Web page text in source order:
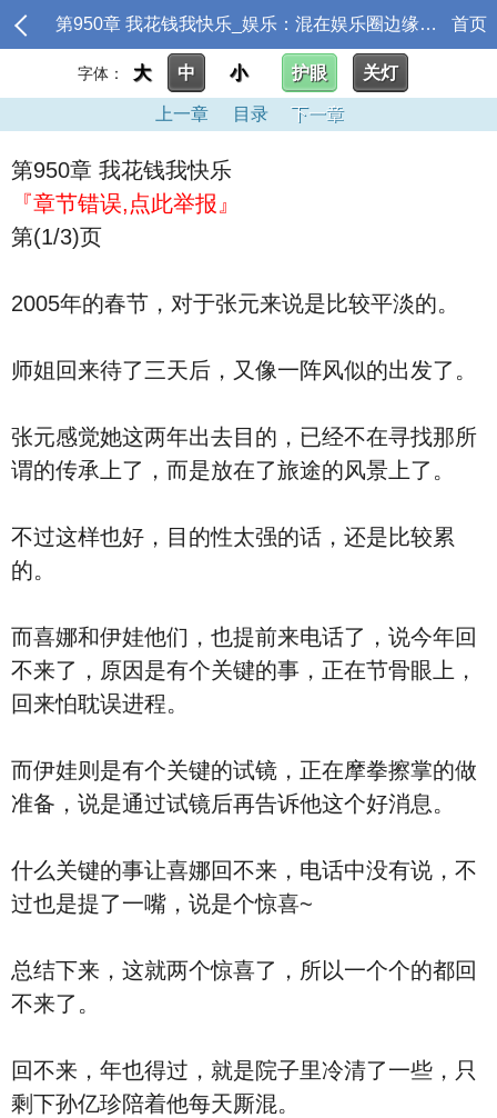
第950章 我花钱我快乐_娱乐：混在娱乐圈边缘的日常 首页
字体： 大 中 小 护眼 关灯
上一章 目录 下一章
第950章 我花钱我快乐
『章节错误,点此举报』
第(1/3)页
2005年的春节，对于张元来说是比较平淡的。
师姐回来待了三天后，又像一阵风似的出发了。
张元感觉她这两年出去目的，已经不在寻找那所
谓的传承上了，而是放在了旅途的风景上了。
不过这样也好，目的性太强的话，还是比较累
的。
而喜娜和伊娃他们，也提前来电话了，说今年回
不来了，原因是有个关键的事，正在节骨眼上，
回来怕耽误进程。
而伊娃则是有个关键的试镜，正在摩拳擦掌的做
准备，说是通过试镜后再告诉他这个好消息。
什么关键的事让喜娜回不来，电话中没有说，不
过也是提了一嘴，说是个惊喜~
总结下来，这就两个惊喜了，所以一个个的都回
不来了。
回不来，年也得过，就是院子里冷清了一些，只
剩下孙亿珍陪着他每天厮混。